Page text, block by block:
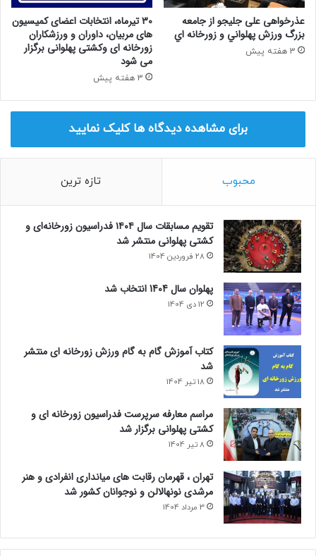
عذرخواهی علی جلیجو از جامعه
بزرگ ورزش پهلواني و زورخانه اي
3 هفته پیش
30 تیرماه، انتخابات اعضای کمیسیون
های مربیان، داوران و ورزشکاران
زورخانه ای وکشتی پهلوانی برگزار
می شود
3 هفته پیش
برای مشاهده دیدگاه ها کلیک نمایید
محبوب تازه ترین
تقویم مسابقات سال ۱۴۰۴ فدراسیون زورخانه‌ای و
کشتی پهلوانی منتشر شد
28 فروردین 1404
پهلوان سال 1404 انتخاب شد
12 دی 1404
کتاب آموزش گام به گام ورزش زورخانه ای منتشر
شد
18 تیر 1404
مراسم معارفه سرپرست فدراسیون زورخانه ای و
کشتی پهلوانی برگزار شد
8 تیر 1404
تهران ، قهرمان رقابت های میانداری انفرادی و هنر
مرشدی نونهالالن و نوجوانان کشور شد
3 مرداد 1404